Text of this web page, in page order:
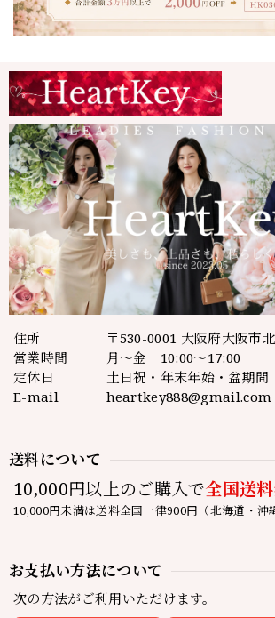
住所
〒530-0001 大阪府大阪市
営業時間
月～金 10:00～17:00
定休日
土日祝・年末年始・盆期間
E-mail
heartkey888@gmail.com
送料について
10,000円以上のご購入で全国送
10,000円未満は送料全国一律900円（北海道・沖
お支払い方法について
次の方法がご利用いただけます。